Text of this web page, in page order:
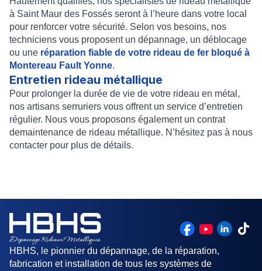
à Saint Maur des Fossés seront à l’heure dans votre local
pour renforcer votre sécurité. Selon vos besoins, nos
techniciens vous proposent un dépannage, un déblocage
ou une réparation fiable de votre rideau de fer bloqué à
Montereau Fault Yonne.
Entretien rideau métallique
Pour prolonger la durée de vie de votre rideau en métal ,
nos artisans serruriers vous offrent un service d’entretien
régulier. Nous vous proposons également un contrat
demaintenance de rideau métallique. N’hésitez pas à nous
contacter pour plus de détails.
HBHS, le pionnier du dépannage, de la réparation,
fabrication et installation de tous les systèmes de